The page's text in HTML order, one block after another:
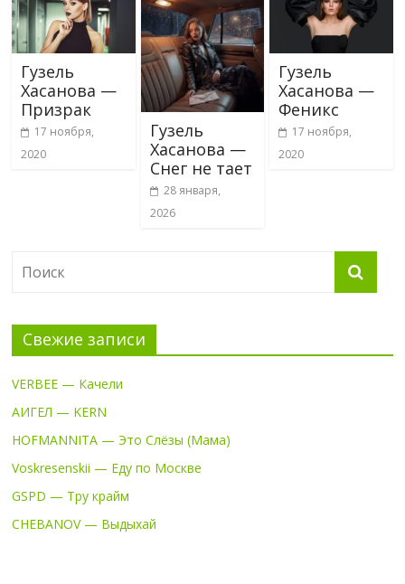
Гузель
Хасанова —
Призрак
17 ноября,
2020
Гузель
Хасанова —
Снег не тает
28 января,
2026
Гузель
Хасанова —
Феникс
17 ноября,
2020
Свежие записи
VERBEE — Качели
АИГЕЛ — KERN
HOFMANNITA — Это Слёзы (Мама)
Voskresenskii — Еду по Москве
GSPD — Тру крайм
CHEBANOV — Выдыхай